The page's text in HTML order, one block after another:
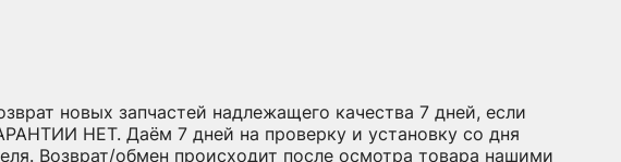
новых запчастей надлежащего качества 7 дней, если
НЕТ. Даём 7 дней на проверку и установку со дня
Возврат/обмен происходит после осмотра товара нашими